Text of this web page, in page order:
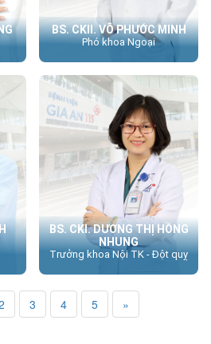
BS. CKII. VÕ PHƯỚC MINH
Phó khoa Ngoại
BS. CKI. DƯƠNG THỊ HỒNG
NHUNG
Trưởng khoa Nội TK - Đột quỵ
3 4 5 »